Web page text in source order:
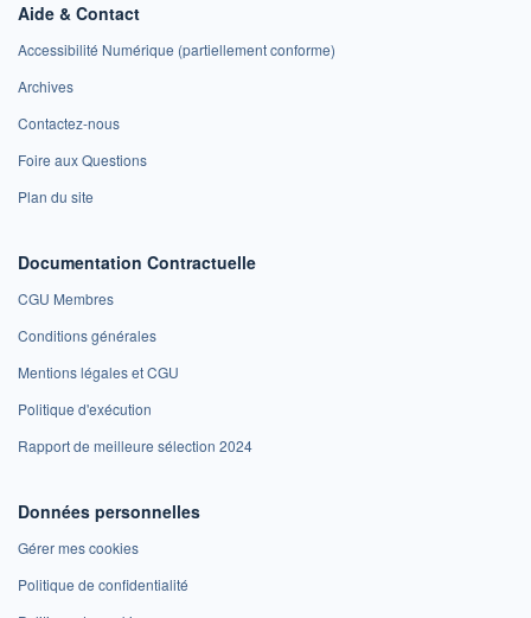
Aide & Contact
Accessibilité Numérique (partiellement conforme)
Archives
Contactez-nous
Foire aux Questions
Plan du site
Documentation Contractuelle
CGU Membres
Conditions générales
Mentions légales et CGU
Politique d'exécution
Rapport de meilleure sélection 2024
Données personnelles
Gérer mes cookies
Politique de confidentialité